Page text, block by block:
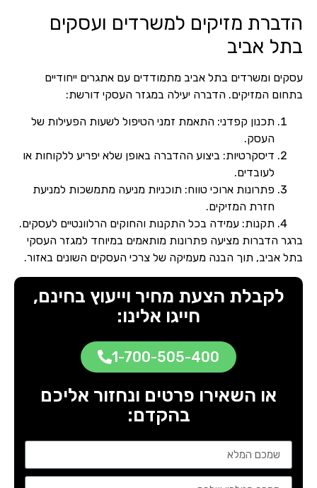
הדברת מזיקים למשרדים ועסקים
בתל אביב
עסקים ומשרדים בתל אביב מתמודדים עם אתגרים ייחודיים
בתחום המזיקים. הדברה יעילה במגזר העסקי דורשת:
תכנון קפדני: התאמת זמני הטיפול לשעות הפעילות של
העסק.
דיסקרטיות: ביצוע ההדברה באופן שלא יפריע ללקוחות או
לעובדים.
פתרונות ארוכי טווח: תוכניות מניעה מתמשכות למניעת
חזרת המזיקים.
תקנות: עמידה בכל התקנות והחוקים הרלוונטיים לעסקים.
ברגר הדברות מציעה פתרונות מותאמים במיוחד למגזר העסקי
בתל אביב, תוך הבנה מעמיקה של צרכי העסקים השונים באזור.
לקבלת הצעת מחיר וייעוץ בחינם,
חייגו אלינו:
1-700-505-400
או השאירו פרטים ונחזור אליכם
בהקדם: